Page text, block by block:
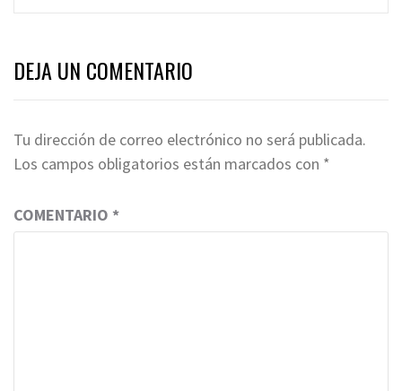
DEJA UN COMENTARIO
Tu dirección de correo electrónico no será publicada.
Los campos obligatorios están marcados con *
COMENTARIO *